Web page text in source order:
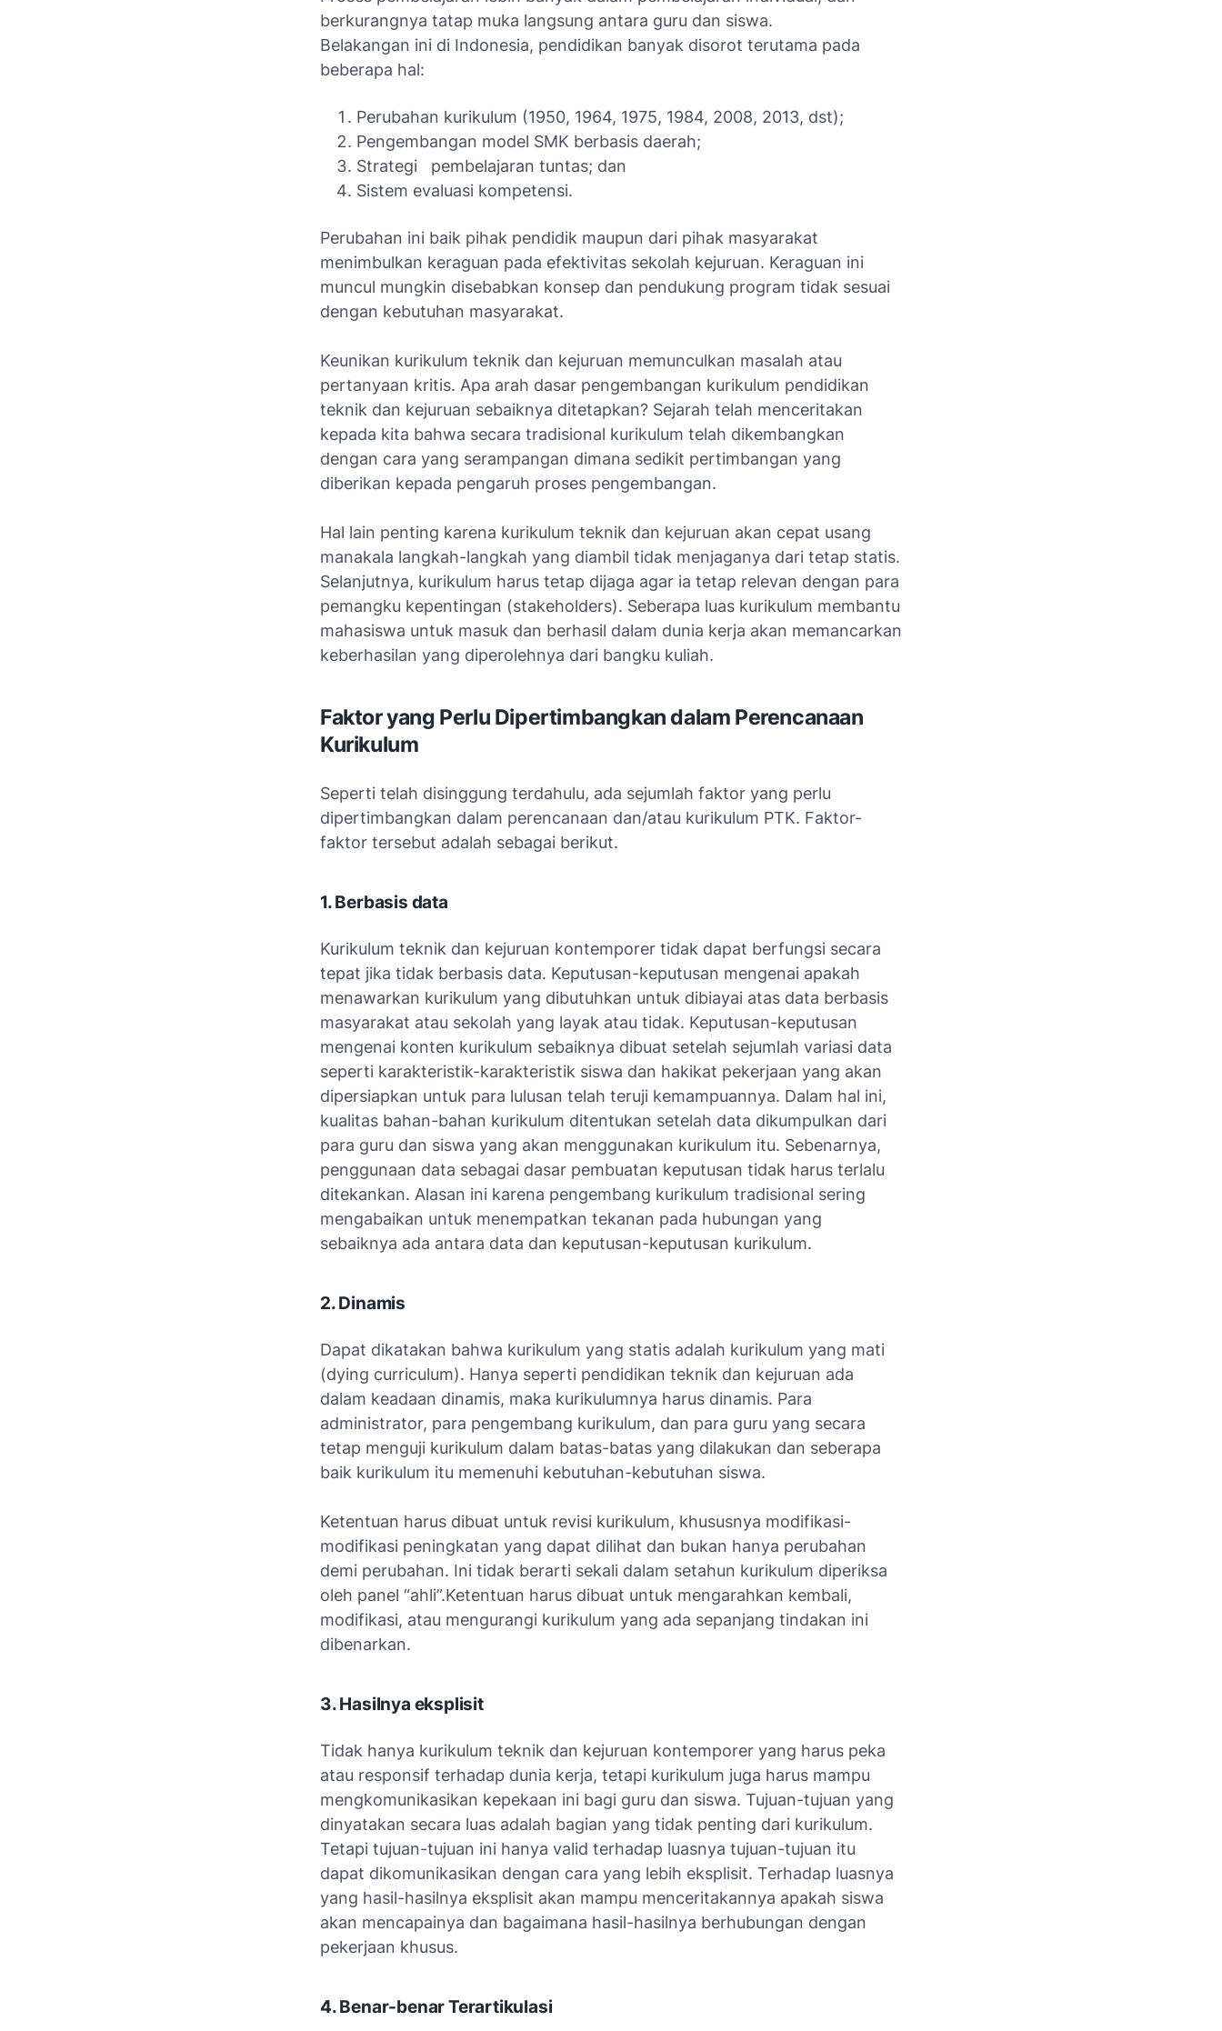
berkurangnya tatap muka langsung antara guru dan siswa.
Belakangan ini di Indonesia, pendidikan banyak disorot terutama pada
beberapa hal:
Perubahan kurikulum (1950, 1964, 1975, 1984, 2008, 2013, dst);
Pengembangan model SMK berbasis daerah;
Strategi pembelajaran tuntas; dan
Sistem evaluasi kompetensi.
Perubahan ini baik pihak pendidik maupun dari pihak masyarakat
menimbulkan keraguan pada efektivitas sekolah kejuruan. Keraguan ini
muncul mungkin disebabkan konsep dan pendukung program tidak sesuai
dengan kebutuhan masyarakat.
Keunikan kurikulum teknik dan kejuruan memunculkan masalah atau
pertanyaan kritis. Apa arah dasar pengembangan kurikulum pendidikan
teknik dan kejuruan sebaiknya ditetapkan? Sejarah telah menceritakan
kepada kita bahwa secara tradisional kurikulum telah dikembangkan
dengan cara yang serampangan dimana sedikit pertimbangan yang
diberikan kepada pengaruh proses pengembangan.
Hal lain penting karena kurikulum teknik dan kejuruan akan cepat usang
manakala langkah-langkah yang diambil tidak menjaganya dari tetap statis.
Selanjutnya, kurikulum harus tetap dijaga agar ia tetap relevan dengan para
pemangku kepentingan (stakeholders). Seberapa luas kurikulum membantu
mahasiswa untuk masuk dan berhasil dalam dunia kerja akan memancarkan
keberhasilan yang diperolehnya dari bangku kuliah.
Faktor yang Perlu Dipertimbangkan dalam Perencanaan
Kurikulum
Seperti telah disinggung terdahulu, ada sejumlah faktor yang perlu
dipertimbangkan dalam perencanaan dan/atau kurikulum PTK. Faktor-
faktor tersebut adalah sebagai berikut.
1. Berbasis data
Kurikulum teknik dan kejuruan kontemporer tidak dapat berfungsi secara
tepat jika tidak berbasis data. Keputusan-keputusan mengenai apakah
menawarkan kurikulum yang dibutuhkan untuk dibiayai atas data berbasis
masyarakat atau sekolah yang layak atau tidak. Keputusan-keputusan
mengenai konten kurikulum sebaiknya dibuat setelah sejumlah variasi data
seperti karakteristik-karakteristik siswa dan hakikat pekerjaan yang akan
dipersiapkan untuk para lulusan telah teruji kemampuannya. Dalam hal ini,
kualitas bahan-bahan kurikulum ditentukan setelah data dikumpulkan dari
para guru dan siswa yang akan menggunakan kurikulum itu. Sebenarnya,
penggunaan data sebagai dasar pembuatan keputusan tidak harus terlalu
ditekankan. Alasan ini karena pengembang kurikulum tradisional sering
mengabaikan untuk menempatkan tekanan pada hubungan yang
sebaiknya ada antara data dan keputusan-keputusan kurikulum.
2. Dinamis
Dapat dikatakan bahwa kurikulum yang statis adalah kurikulum yang mati
(dying curriculum). Hanya seperti pendidikan teknik dan kejuruan ada
dalam keadaan dinamis, maka kurikulumnya harus dinamis. Para
administrator, para pengembang kurikulum, dan para guru yang secara
tetap menguji kurikulum dalam batas-batas yang dilakukan dan seberapa
baik kurikulum itu memenuhi kebutuhan-kebutuhan siswa.
Ketentuan harus dibuat untuk revisi kurikulum, khususnya modifikasi-
modifikasi peningkatan yang dapat dilihat dan bukan hanya perubahan
demi perubahan. Ini tidak berarti sekali dalam setahun kurikulum diperiksa
oleh panel “ahli”.Ketentuan harus dibuat untuk mengarahkan kembali,
modifikasi, atau mengurangi kurikulum yang ada sepanjang tindakan ini
dibenarkan.
3. Hasilnya eksplisit
Tidak hanya kurikulum teknik dan kejuruan kontemporer yang harus peka
atau responsif terhadap dunia kerja, tetapi kurikulum juga harus mampu
mengkomunikasikan kepekaan ini bagi guru dan siswa. Tujuan-tujuan yang
dinyatakan secara luas adalah bagian yang tidak penting dari kurikulum.
Tetapi tujuan-tujuan ini hanya valid terhadap luasnya tujuan-tujuan itu
dapat dikomunikasikan dengan cara yang lebih eksplisit. Terhadap luasnya
yang hasil-hasilnya eksplisit akan mampu menceritakannya apakah siswa
akan mencapainya dan bagaimana hasil-hasilnya berhubungan dengan
pekerjaan khusus.
4. Benar-benar Terartikulasi